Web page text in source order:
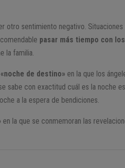
otro sentimiento negativo.
pasar más tiempo con
la familia.
«noche de destino» en la que los
se sabe con exactitud cuál es la noche
a la espera de bendiciones.
en la que se conmemoran las